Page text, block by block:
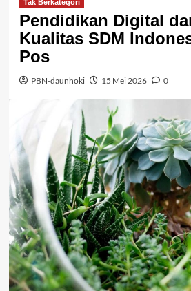
Tak Berkategori
Pendidikan Digital
Kualitas SDM
Pos
PBN-daunhoki 15 Mei 2026 0